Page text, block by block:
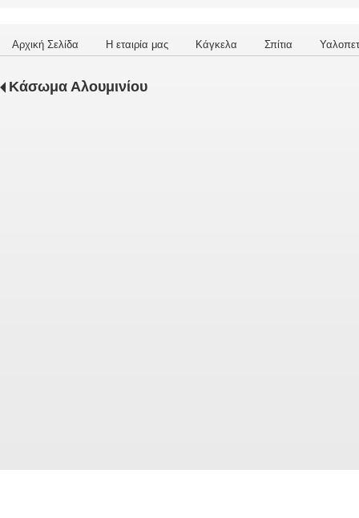
Αρχική Σελίδα Η εταιρία μας Κάγκελα Σπίτια
Κάσωμα Αλουμινίου